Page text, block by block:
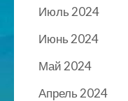
Июль 2024
Июнь 2024
Май 2024
Апрель 2024